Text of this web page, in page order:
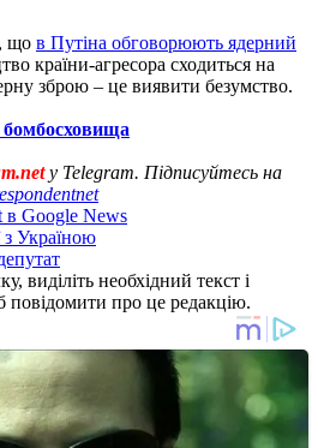
що в Путіна обговорюють ядерний
країни-агресора сходиться на
зброю – це виявити безумство.
бомбосховища
у Telegram. Підписуйтесь на
в Google News
з Україною
виділіть необхідний текст і
повідомити про це редакцію.